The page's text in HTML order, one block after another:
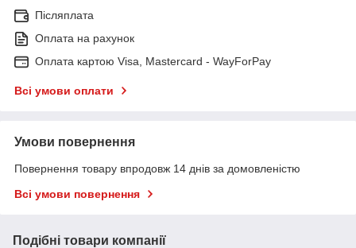
Післяплата
Оплата на рахунок
Оплата картою Visa, Mastercard - WayForPay
Всі умови оплати
Умови повернення
Повернення товару впродовж 14 днів за домовленістю
Всі умови повернення
Подібні товари компанії